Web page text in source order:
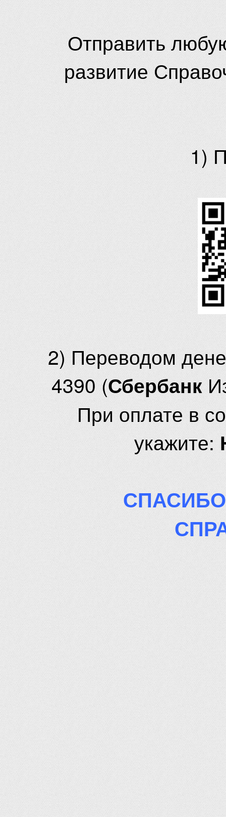
Отправить
развитие
1)
2) Переводом
4390 (Сбербанк
При оплате в
укажите: